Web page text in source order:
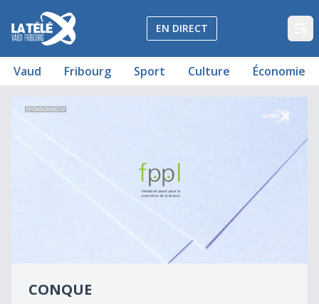
La Télé - Télévision régionale Vaud et Fribourg
EN DIRECT
Vaud Fribourg Sport Culture Économie
Conque - Perrine Tripier - Éd. Gallimard
Conque
CONQUE